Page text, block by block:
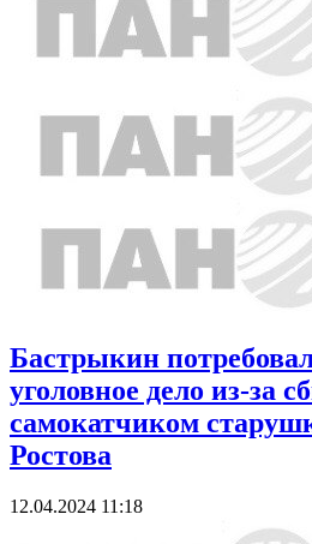
Бастрыкин
уголовное дело из-за
самокатчиком
Ростова
12.04.2024 11:18